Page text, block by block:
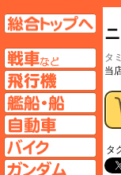
タ
当
タ
AFV
飛行
艦船
自動
バ
ガン